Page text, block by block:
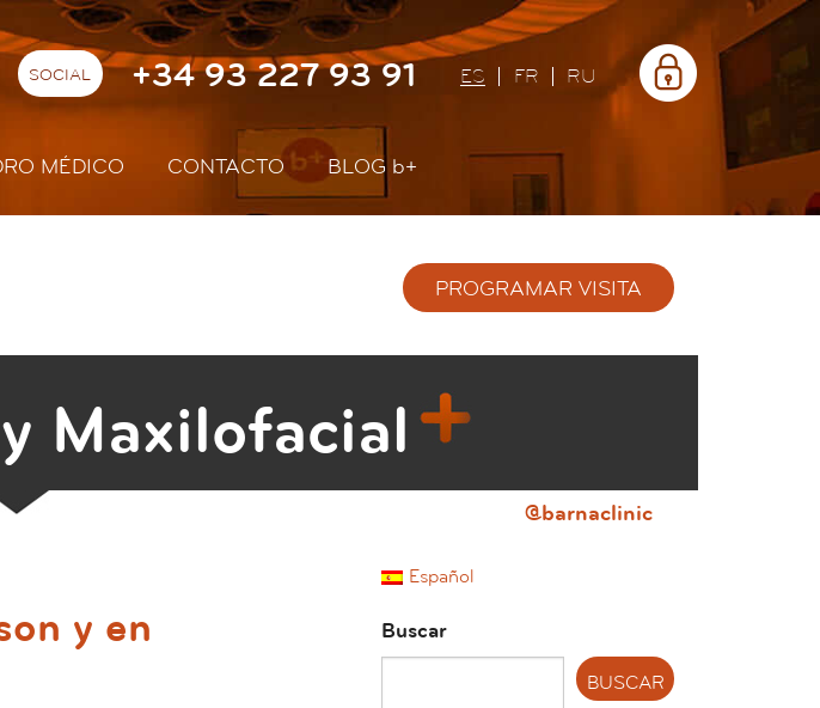
SOCIAL +34 93 227 93 91 ES FR RU
Área
privada
MÉDICO CONTACTO BLOG b+
PROGRAMAR VISITA
Maxilofacial
@barnaclinic
y en
Español
Buscar